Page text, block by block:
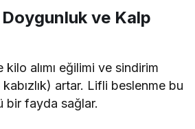
ve Kalp
alımı eğilimi ve sindirim
artar. Lifli beslenme bu
bir fayda sağlar.